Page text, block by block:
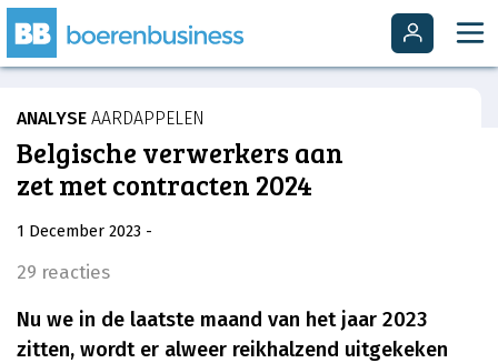
ANALYSE AARDAPPELEN
Belgische verwerkers aan
zet met contracten 2024
1 December 2023 -
29 reacties
Nu we in de laatste maand van het jaar 2023
zitten, wordt er alweer reikhalzend uitgekeken